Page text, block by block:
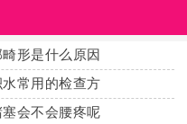
形是什么原因
常用的检查方
会不会腰疼呢